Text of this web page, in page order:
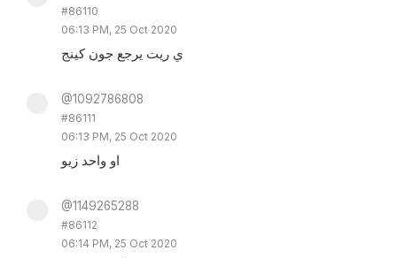
#86110
06:13 PM, 25 Oct 2020
ي ريت يرجع جون كينج
@1092786808
#86111
06:13 PM, 25 Oct 2020
او واحد زيو
@1149265288
#86112
06:14 PM, 25 Oct 2020